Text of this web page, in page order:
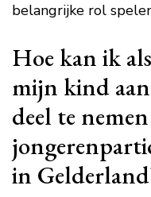
belangrijke rol
Hoe kan ik
mijn kind
deel te
in